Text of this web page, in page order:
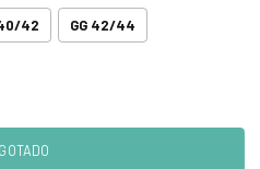
42 GG 42/44